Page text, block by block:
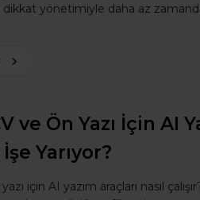
yönetimiyle daha az
ve Ön Yazı İçin AI
Yarıyor?
için AI yazım araçları nasıl